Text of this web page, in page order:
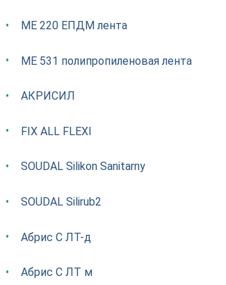
ME 220 ЕПДМ лента
ME 531 полипропиленовая лента
АКРИСИЛ
FIX ALL FLEXI
SOUDAL Silikon Sanitarny
SOUDAL Silirub2
Абрис С ЛТ-д
Абрис С ЛТ м